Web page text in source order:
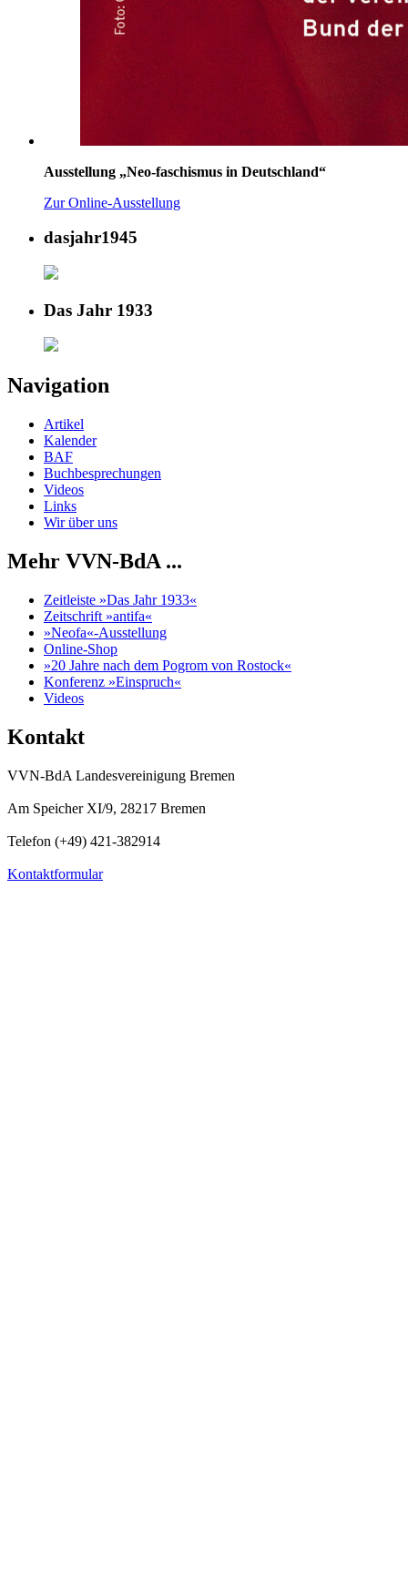
Ausstellung „Neo-faschismus in Deutschland“
Zur Online-Ausstellung
dasjahr1945
Das Jahr 1933
Navigation
Artikel
Kalender
BAF
Buchbesprechungen
Videos
Links
Wir über uns
Mehr VVN-BdA ...
Zeitleiste »Das Jahr 1933«
Zeitschrift »antifa«
»Neofa«-Ausstellung
Online-Shop
»20 Jahre nach dem Pogrom von Rostock«
Konferenz »Einspruch«
Videos
Kontakt
VVN-BdA Landesvereinigung Bremen
Am Speicher XI/9, 28217 Bremen
Telefon (+49) 421-382914
Kontaktformular